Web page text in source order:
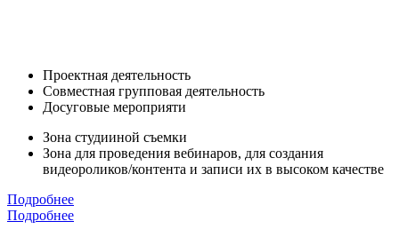
Проектная деятельность
Совместная групповая деятельность
Досуговые мероприяти
Зона студииной съемки
Зона для проведения вебинаров, для создания
видеороликов/контента и записи их в высоком качестве
Подробнее
Подробнее